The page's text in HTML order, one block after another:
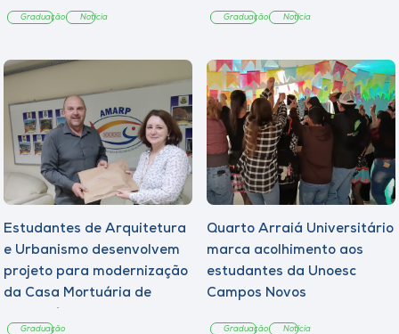
Graduação Notícia Graduação Notícia
Estudantes de Arquitetura
e Urbanismo desenvolvem
projeto para modernização
da Casa Mortuária de
Graduação
Quarto Arraiá Universitário
marca acolhimento aos
estudantes da Unoesc
Campos Novos
Graduação Notícia